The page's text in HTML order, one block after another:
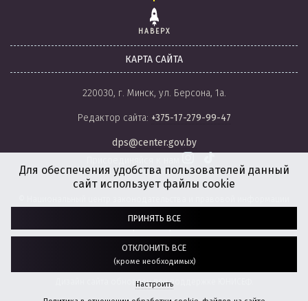
НАВЕРХ
КАРТА САЙТА
220030, г. Минск, ул. Берсона, 1а.
Редактор сайта: +375-17-279-99-47
dps@center.gov.by
Республики Беларусь, 2008-2026.
Разработка сайта: агентство
“ГЕНШТАБ”
Дизайн сайта обновлен при поддержке ЮНИСЕФ.
Для обеспечения удобства пользователей данный
сайт использует файлы cookie
ПРИНЯТЬ ВСЕ
ОТКЛОНИТЬ ВСЕ
(кроме необходимых)
Настроить